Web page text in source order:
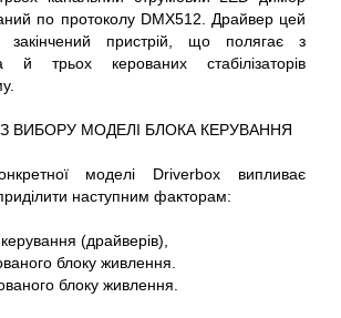
по протоколу DMX512. Драйвер цей
закінчений пристрій, що полягає з
й трьох керованих стабілізаторів
ВИБОРУ МОДЕЛІ БЛОКА КЕРУВАННЯ
моделі Driverbox випливає
наступним факторам:
керування (драйверів),
блоку живлення.
блоку живлення.